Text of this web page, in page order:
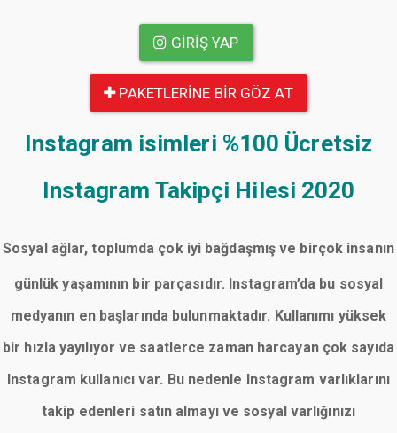
GIRIŞ YAP
PAKETLERINE BIR GÖZ AT
Instagram isimleri %100 Ücretsiz
Instagram Takipçi Hilesi 2020
Sosyal ağlar, toplumda çok iyi bağdaşmış ve birçok insanın
günlük yaşamının bir parçasıdır. Instagram’da bu sosyal
medyanın en başlarında bulunmaktadır. Kullanımı yüksek
bir hızla yayılıyor ve saatlerce zaman harcayan çok sayıda
Instagram kullanıcı var. Bu nedenle Instagram varlıklarını
takip edenleri satın almayı ve sosyal varlığınızı